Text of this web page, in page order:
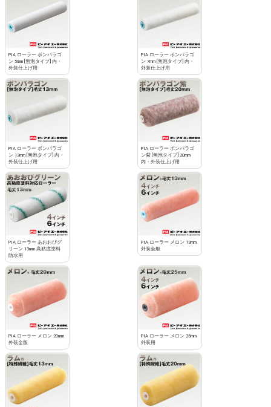
PIA ローラー ボンパラゴ
ン 5mm [無泡タイプ] 内・
外装仕上げ用
PIA ローラー ボンパラゴ
ン 7mm [無泡タイプ] 内・
外装仕上げ用
PIA ローラー ボンパラゴ
ン 13mm [無泡タイプ] 内・
外装仕上げ用
PIA ローラー ボンパラゴ
ン紫 [無泡タイプ] 20mm
内・外装仕上げ用
PIA ローラー あおおびグ
リーン 13mm 高粘度塗料
防水用
PIA ローラー メロン 13mm
外装全般
PIA ローラー メロン 20mm
外装全般
PIA ローラー メロン 25mm
外装用